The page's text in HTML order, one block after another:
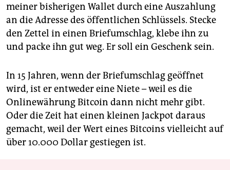
meiner bisherigen Wallet durch eine Auszahlung
an die Adresse des öffentlichen Schlüssels. Stecke
den Zettel in einen Briefumschlag, klebe ihn zu
und packe ihn gut weg. Er soll ein Geschenk sein.
In 15 Jahren, wenn der Briefumschlag geöffnet
wird, ist er entweder eine Niete – weil es die
Onlinewährung Bitcoin dann nicht mehr gibt.
Oder die Zeit hat einen kleinen Jackpot daraus
gemacht, weil der Wert eines Bitcoins vielleicht auf
über 10.000 Dollar gestiegen ist.